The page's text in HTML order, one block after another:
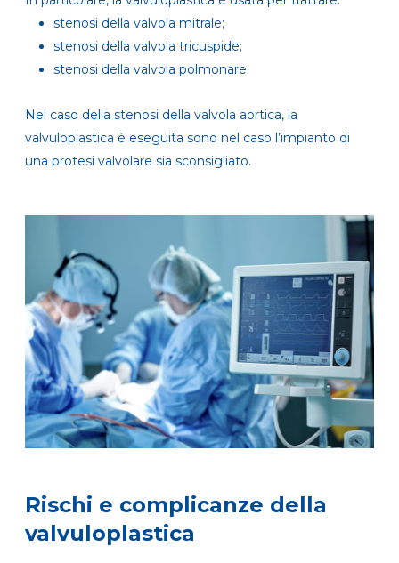
stenosi della valvola mitrale;
stenosi della valvola tricuspide;
stenosi della valvola polmonare.
Nel caso della stenosi della valvola aortica, la
valvuloplastica è eseguita sono nel caso l’impianto di
una protesi valvolare sia sconsigliato.
Rischi e complicanze della
valvuloplastica